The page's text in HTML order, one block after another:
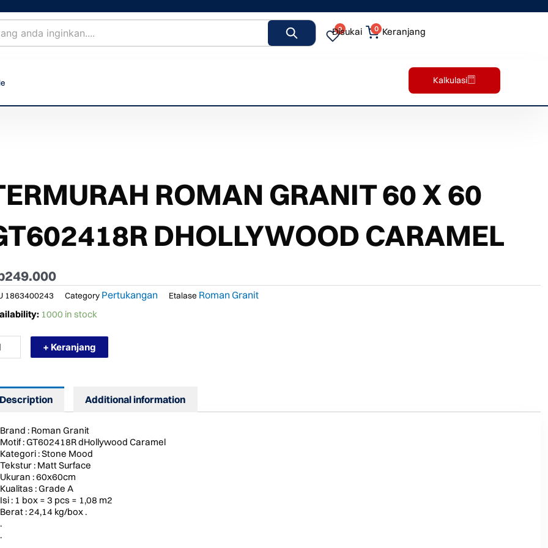
0
Disukai 0 Keranjang
Kalkulasi
ROMAN GRANIT 60 X 60
DHOLLYWOOD CARAMEL
249.000
1863400243 Category Pertukangan Etalase Roman Granit
1000 in stock
+ Keranjang
Description Additional information
Brand : Roman Granit
Motif : GT602418R dHollywood Caramel
Kategori : Stone Mood
Tekstur : Matt Surface
Ukuran : 60x60cm
Kualitas : Grade A
Isi : 1 box = 3 pcs = 1,08 m2
Berat : 24,14 kg/box .
.
.